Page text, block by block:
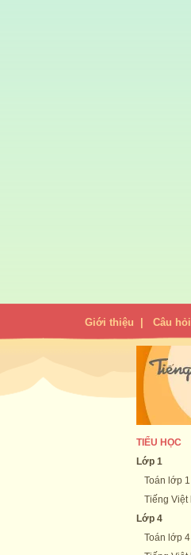
Giới thiệu Câu
TIỂU HỌC
Lớp 1
Toán lớp 1
Tiếng Việt
Lớp 4
Toán lớp 4